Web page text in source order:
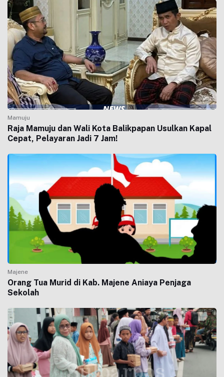
Mamuju
Raja Mamuju dan Wali Kota Balikpapan Usulkan Kapal
Cepat, Pelayaran Jadi 7 Jam!
Majene
Orang Tua Murid di Kab. Majene Aniaya Penjaga
Sekolah